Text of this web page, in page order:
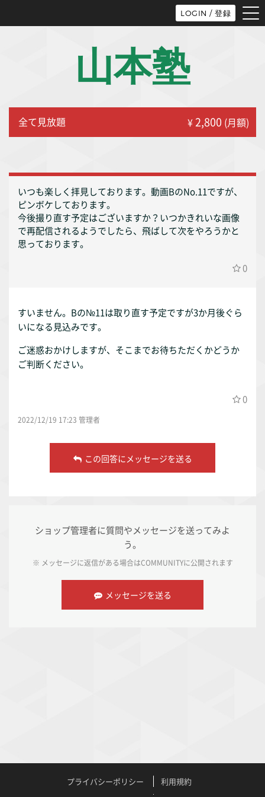
LOGIN / 登録
山本塾
全て見放題 ¥2,800 (月額)
いつも楽しく拝見しております。動画BのNo.11ですが、
ピンボケしております。
今後撮り直す予定はございますか？いつかきれいな画像
で再配信されるようでしたら、飛ばして次をやろうかと
思っております。
0
すいません。Bの№11は取り直す予定ですが3か月後ぐら
いになる見込みです。
ご迷惑おかけしますが、そこまでお待ちただくかどうか
ご判断ください。
0
2022/12/19 17:23 管理者
この回答にメッセージを送る
ショップ管理者に質問やメッセージを送ってみよ
う。
※ メッセージに返信がある場合はCOMMUNITYに公開されます
メッセージを送る
プライバシーポリシー
利用規約